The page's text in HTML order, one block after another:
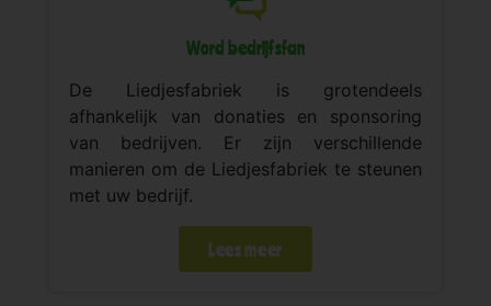
Word bedrijfsfan
De Liedjesfabriek is grotendeels
afhankelijk van donaties en sponsoring
van bedrijven. Er zijn verschillende
manieren om de Liedjesfabriek te steunen
met uw bedrijf.
Lees meer